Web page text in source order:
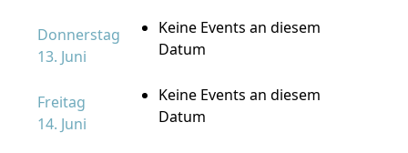
Donnerstag
13. Juni
Keine Events an diesem
Datum
Freitag
14. Juni
Keine Events an diesem
Datum